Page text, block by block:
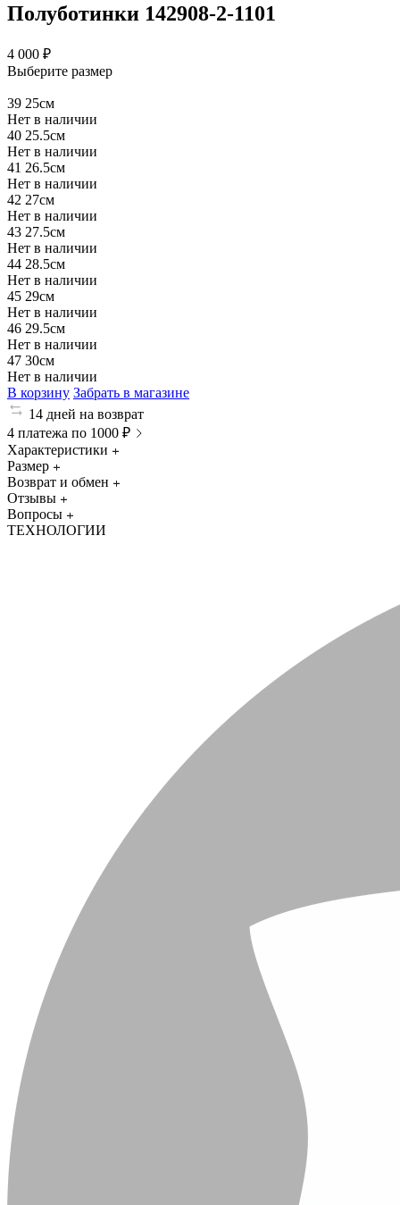
Полуботинки 142908-2-1101
4 000 ₽
Выберите размер
39 25см
Нет в наличии
40 25.5см
Нет в наличии
41 26.5см
Нет в наличии
42 27см
Нет в наличии
43 27.5см
Нет в наличии
44 28.5см
Нет в наличии
45 29см
Нет в наличии
46 29.5см
Нет в наличии
47 30см
Нет в наличии
В корзину Забрать в магазине
14 дней на возврат
4 платежа по 1000 ₽
Характеристики
Размер
Возврат и обмен
Отзывы
Вопросы
ТЕХНОЛОГИИ